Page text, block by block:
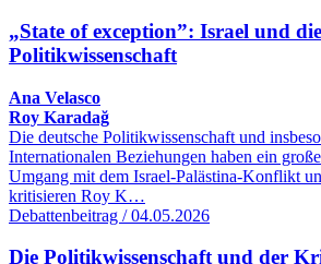
„State of exception”: Israel und
Politikwissenschaft
Ana Velasco
Roy Karadağ
Die deutsche Politikwissenschaft und
Internationalen Beziehungen haben ein
Umgang mit dem Israel-Palästina-Konflikt
kritisieren Roy K…
Debattenbeitrag / 04.05.2026
Die Politikwissenschaft und der